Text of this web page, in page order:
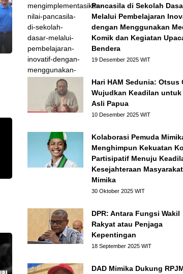
Pancasila di Sekolah
Melalui Pembelajaran
dengan Menggunakan
Komik dan Kegiatan
Bendera
19 Desember 2025 WIT
Hari HAM Sedunia: Otsus
Wujudkan Keadilan untuk
Asli Papua
10 Desember 2025 WIT
Kolaborasi Pemuda
Menghimpun Kekuatan
Partisipatif Menuju
Kesejahteraan Masyarakat
Mimika
30 Oktober 2025 WIT
DPR: Antara Fungsi Wakil
Rakyat atau Penjaga
Kepentingan
18 September 2025 WIT
DAD Mimika Dukung